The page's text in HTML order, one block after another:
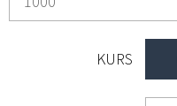
KURS